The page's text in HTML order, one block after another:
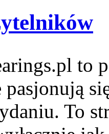
to
pasjonują
To